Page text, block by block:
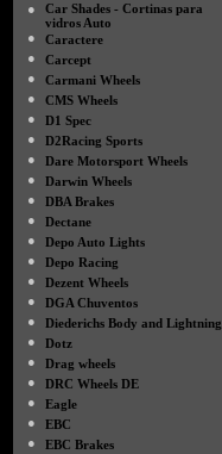
●
Car Shades - Cortinas para
vidros Auto
●
Caractere
●
Carcept
●
Carmani Wheels
●
CMS Wheels
●
D1 Spec
●
D2Racing Sports
●
Dare Motorsport Wheels
●
Darwin Wheels
●
DBA Brakes
●
Dectane
●
Depo Auto Lights
●
Depo Racing
●
Dezent Wheels
●
DGA Chuventos
●
Diederichs Body and Lightning
●
Dotz
●
Drag wheels
●
DRC Wheels DE
●
Eagle
●
EBC
●
EBC Brakes